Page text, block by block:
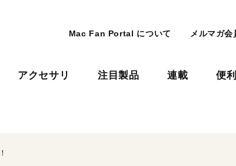
Mac Fan Portal について メルマガ会
アクセサリ 注目製品 連載 便